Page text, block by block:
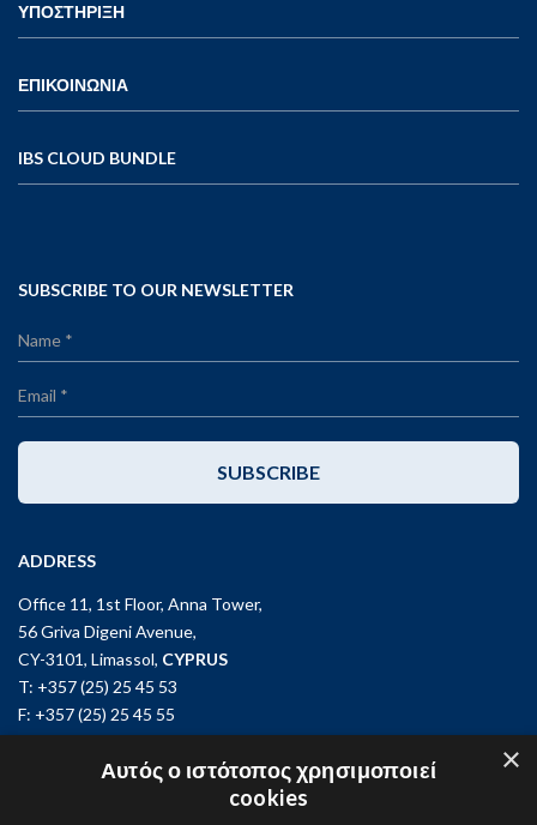
ΥΠΟΣΤΗΡΙΞΗ
ΕΠΙΚΟΙΝΩΝΙΑ
IBS CLOUD BUNDLE
SUBSCRIBE TO OUR NEWSLETTER
SUBSCRIBE
ADDRESS
Office 11, 1st Floor, Anna Tower,
56 Griva Digeni Avenue,
CY-3101, Limassol, CYPRUS
T: +357 (25) 25 45 53
F: +357 (25) 25 45 55
Office 3, Kifisias and Fokidos 3,
×
Αυτός ο ιστότοπος χρησιμοποιεί
cookies